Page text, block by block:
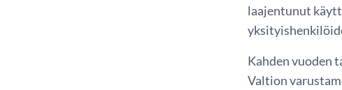
laajentunut
Kahden vuoden
Valtion